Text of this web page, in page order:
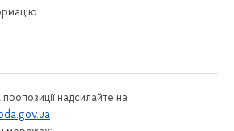
надсилайте на